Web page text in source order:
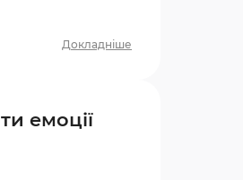
Докладніше
емоції